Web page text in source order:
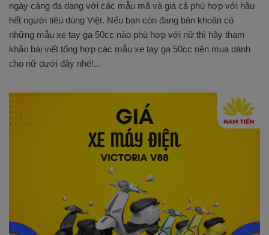
ngày càng đa dạng với các mẫu mã và giá cả phù hợp với hầu
hết người tiêu dùng Việt. Nếu bạn còn đang băn khoăn có
những mẫu xe tay ga 50cc nào phù hợp với nữ thì hãy tham
khảo bài viết tổng hợp các mẫu xe tay ga 50cc nên mua dành
cho nữ dưới đây nhé!...